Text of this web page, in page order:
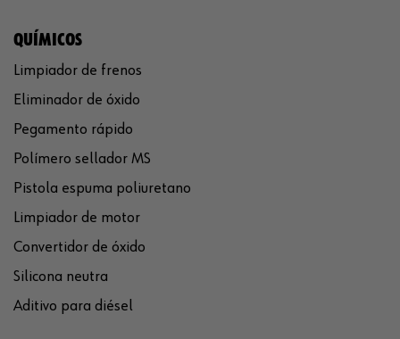
QUÍMICOS
Limpiador de frenos
Eliminador de óxido
Pegamento rápido
Polímero sellador MS
Pistola espuma poliuretano
Limpiador de motor
Convertidor de óxido
Silicona neutra
Aditivo para diésel